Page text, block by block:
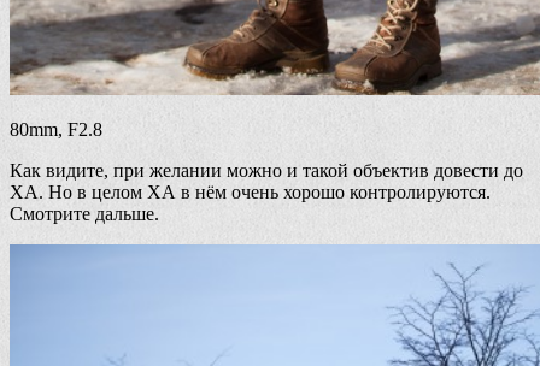
80mm, F2.8
Как видите, при желании можно и такой объектив довести до
ХА. Но в целом ХА в нём очень хорошо контролируются.
Смотрите дальше.